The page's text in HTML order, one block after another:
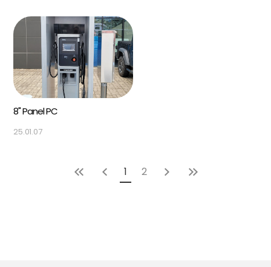
8" Panel PC
25.01.07
1 2